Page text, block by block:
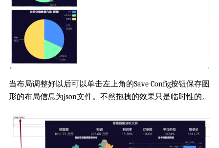
当布局调整好以后可以单击左上角的Save Config按钮保存图
形的布局信息为json文件。不然拖拽的效果只是临时性的。